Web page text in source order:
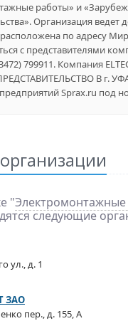
работы» и
Организация ведет
по адресу
с представителями
799911. Компания
В г.
Sprax.ru под
"
следующие
ул., д. 1
ЗАО
пер., д. 155, А